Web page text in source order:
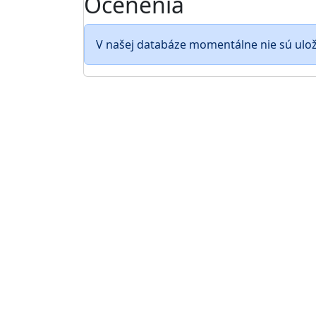
V našej databáze momentálne nie sú